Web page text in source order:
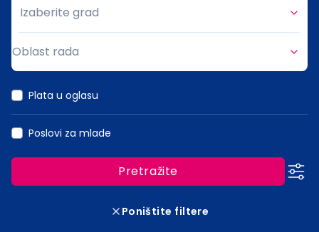
Grad
Izaberite grad
Oblast rada
Plata u oglasu
Poslovi za mlade
Pretražite
Poništite filtere